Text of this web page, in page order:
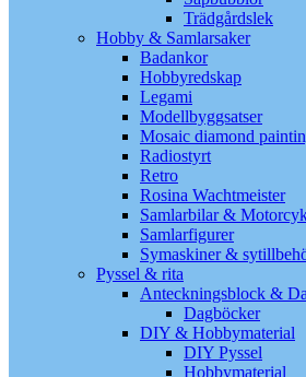
Trädgårdslek
Hobby & Samlarsaker
Badankor
Hobbyredskap
Legami
Modellbyggsatser
Mosaic diamond
Radiostyrt
Retro
Rosina Wachtmeister
Samlarbilar &
Samlarfigurer
Symaskiner &
Pyssel & rita
Anteckningsblock &
Dagböcker
DIY & Hobbymaterial
DIY Pyssel
Hobbymaterial